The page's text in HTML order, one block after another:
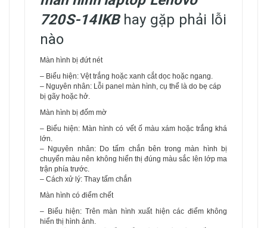
720S-14IKBhay gặp phải lỗi
nào
Màn hình bị đứt nét
– Biểu hiện: Vệt trắng hoặc xanh cắt dọc hoặc ngang.
– Nguyên nhân: Lỗi panel màn hình, cụ thể là do bẹ cáp
bị gãy hoặc hở.
Màn hình bị đốm mờ
– Biểu hiện: Màn hình có vết ố màu xám hoặc trắng khá
lớn.
– Nguyên nhân: Do tấm chắn bên trong màn hình bị
chuyển màu nên không hiển thị đúng màu sắc lên lớp ma
trận phía trước.
– Cách xử lý: Thay tấm chắn
Màn hình có điểm chết
– Biểu hiện: Trên màn hình xuất hiện các điểm không
hiển thị hình ảnh.